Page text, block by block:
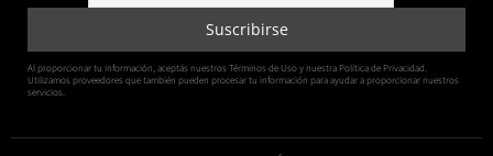
Al proporcionar tu información, aceptás nuestros Términos de Uso y nuestra Política de Privacidad.
Utilizamos proveedores que también pueden procesar tu información para ayudar a proporcionar nuestros
servicios.